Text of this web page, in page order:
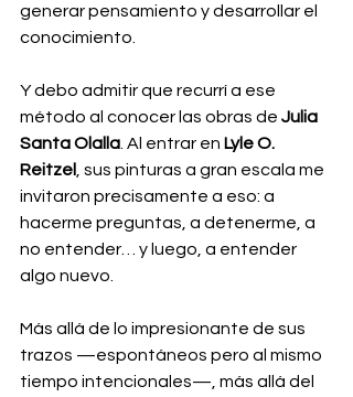
generar pensamiento y desarrollar el
conocimiento.
Y debo admitir que recurrí a ese
método al conocer las obras de Julia
Santa Olalla . Al entrar en Lyle O.
Reitzel
, sus pinturas a gran escala me
invitaron precisamente a eso: a
hacerme preguntas, a detenerme, a
no entender… y luego, a entender
algo nuevo.
Más allá de lo impresionante de sus
trazos —espontáneos pero al mismo
tiempo intencionales—, más allá del